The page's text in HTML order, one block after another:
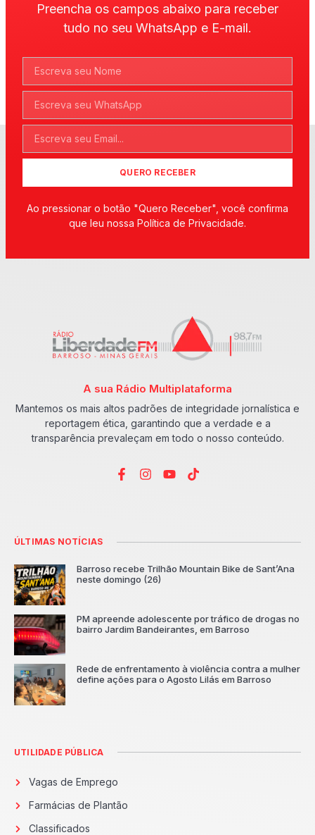
Preencha os campos abaixo para receber
tudo no seu WhatsApp e E-mail.
QUERO RECEBER
Ao pressionar o botão "Quero Receber", você confirma
que leu nossa Política de Privacidade.
A sua Rádio Multiplataforma
Mantemos os mais altos padrões de integridade jornalística e
reportagem ética, garantindo que a verdade e a
transparência prevaleçam em todo o nosso conteúdo.
ÚLTIMAS NOTÍCIAS
Barroso recebe Trilhão Mountain Bike de Sant’Ana
neste domingo (26)
PM apreende adolescente por tráfico de drogas no
bairro Jardim Bandeirantes, em Barroso
Rede de enfrentamento à violência contra a mulher
define ações para o Agosto Lilás em Barroso
UTILIDADE PÚBLICA
Vagas de Emprego
Farmácias de Plantão
Classificados